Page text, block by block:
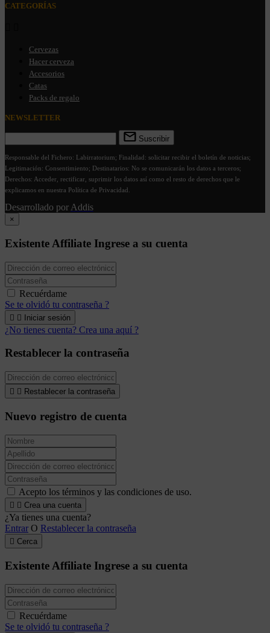
CATEGORÍAS
Cervezas
Hacer cerveza
Accesorios
Catas
Packs de regalo
NEWSLETTER
Suscribir
Responsable del Fichero: Labirratorium; Finalidad: solicitar recibir el boletín de noticias;
Legitimación: Consentimiento; Destinatarios: No se comunicarán los datos a terceros;
Derechos: Acceder, rectificar, suprimir los datos así como el resto de derechos que le
explicamos en nuestra Política de Privacidad.
Desarrollado por Addis
×
Existente Affiliate Ingrese a su cuenta
Recuérdame
Se te olvidó tu contraseña ?
  Iniciar sesión
¿No tienes cuenta? Crea una aquí ?
Restablecer la contraseña
  Restablecer la contraseña
Nuevo registro de cuenta
Acepto los términos y las condiciones de uso.
  Crea una cuenta
¿Ya tienes una cuenta?
Entrar O Restablecer la contraseña
 Cerca
Existente Affiliate Ingrese a su cuenta
Recuérdame
Se te olvidó tu contraseña ?